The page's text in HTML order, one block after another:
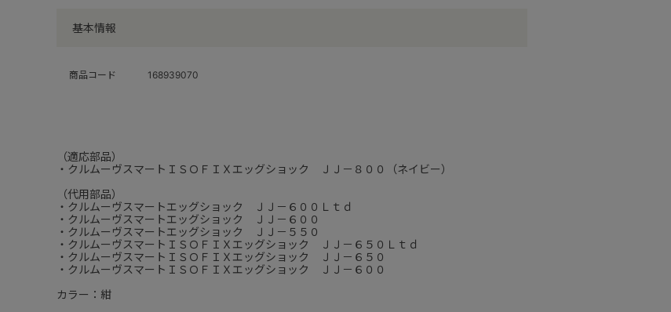
基本情報
商品コード 168939070
（適応部品）
・クルムーヴスマートＩＳＯＦＩＸエッグショック ＪＪ－８００（ネイビー）
（代用部品）
・クルムーヴスマートエッグショック ＪＪ－６００Ｌｔｄ
・クルムーヴスマートエッグショック ＪＪ－６００
・クルムーヴスマートエッグショック ＪＪ－５５０
・クルムーヴスマートＩＳＯＦＩＸエッグショック ＪＪ－６５０Ｌｔｄ
・クルムーヴスマートＩＳＯＦＩＸエッグショック ＪＪ－６５０
・クルムーヴスマートＩＳＯＦＩＸエッグショック ＪＪ－６００
カラー：紺